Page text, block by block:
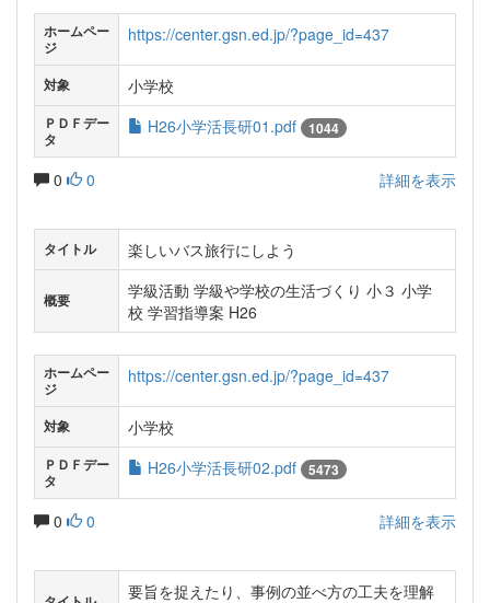
ホームペー
ジ
https://center.gsn.ed.jp/?page_id=437
対象 小学校
ＰＤＦデー
タ
H26小学活長研01.pdf 1044
0 0 詳細を表示
タイトル 楽しいバス旅行にしよう
概要
学級活動 学級や学校の生活づくり 小３ 小学
校 学習指導案 H26
ホームペー
ジ
https://center.gsn.ed.jp/?page_id=437
対象 小学校
ＰＤＦデー
タ
H26小学活長研02.pdf 5473
0 0 詳細を表示
要旨を捉えたり、事例の並べ方の工夫を理解